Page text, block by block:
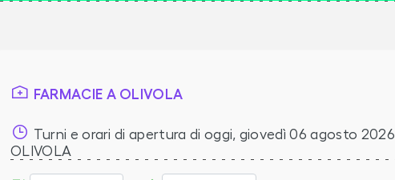
FARMACIE A OLIVOLA
Turni e orari di apertura di oggi, giovedì 06 agosto 2026
OLIVOLA